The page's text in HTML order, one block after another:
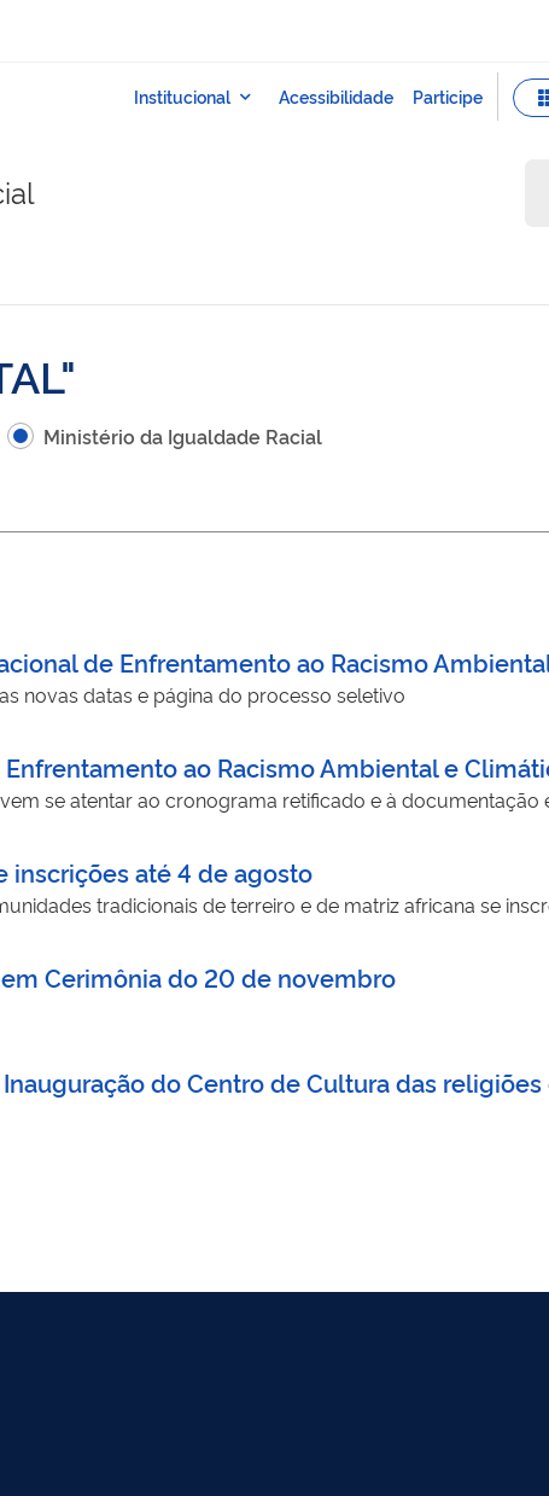
Ministério da Igualdade Racial
de Enfrentamento ao Racismo
novas datas e página do processo seletivo
ao Racismo Ambiental e
se atentar ao cronograma retificado e à documentação
inscrições até 4 de agosto
tradicionais de terreiro e de matriz africana se
Cerimônia do 20 de novembro
do Centro de Cultura das religiões